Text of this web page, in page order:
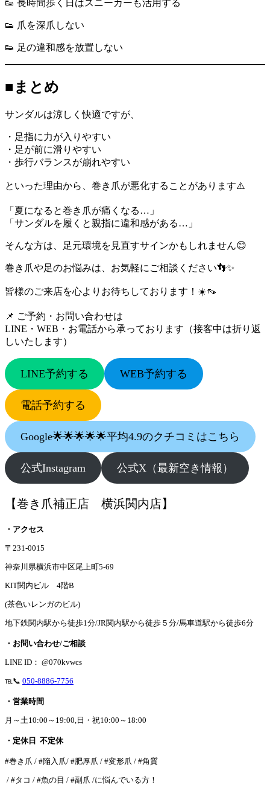
👟 長時間歩く日はスニーカーも活用する
👟 爪を深爪しない
👟 足の違和感を放置しない
■まとめ
サンダルは涼しく快適ですが、
・足指に力が入りやすい
・足が前に滑りやすい
・歩行バランスが崩れやすい
といった理由から、巻き爪が悪化することがあります⚠️
「夏になると巻き爪が痛くなる…」
「サンダルを履くと親指に違和感がある…」
そんな方は、足元環境を見直すサインかもしれません😊
巻き爪や足のお悩みは、お気軽にご相談ください👣✨
皆様のご来店を心よりお待ちしております！☀️👡
📌 ご予約・お問い合わせは
LINE・WEB・お電話から承っております（接客中は折り返
しいたします）
LINE予約する WEB予約する
電話予約する
Google🌟🌟🌟🌟🌟平均4.9のクチコミはこちら
公式Instagram 公式X（最新空き情報）
【巻き爪補正店 横浜関内店】
・アクセス
〒231-0015
神奈川県横浜市中区尾上町5-69
KIT関内ビル 4階B
(茶色いレンガのビル)
地下鉄関内駅から徒歩1分/JR関内駅から徒歩５分/馬車道駅から徒歩6分
・お問い合わせ/ご相談
LINE ID： @070kvwcs
℡📞 050-8886-7756
・営業時間
月～土10:00～19:00,日・祝10:00～18:00
・定休日 不定休
#巻き爪 / #陥入爪/ #肥厚爪 / #変形爪 / #角質
/ #タコ / #魚の目 / #副爪 /に悩んでいる方！